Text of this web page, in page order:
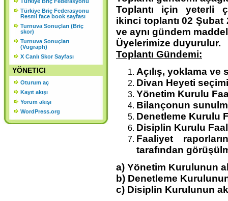
Toplantı için yeterli
ikinci toplantı 02 Şubat
ve aynı gündem
Üyelerimize duyurulur.
Toplantı Gündemi:
Açılış, yoklama ve
Divan Heyeti
Yönetim Kurulu
Bilançonun
Denetleme Kurulu
Disiplin Kurulu
Faaliyet
tarafından
a) Yönetim Kurulunun
b) Denetleme
c) Disiplin Kurulunun
Türkiye Briç Federasyonu
Resmi face book sayfası
Turnuva Sonuçları (Briç
skor)
Turnuva Sonuçları
(Vugraph)
X Canlı Skor Sayfası
YÖNETICI
Oturum aç
Kayıt akışı
Yorum akışı
WordPress.org